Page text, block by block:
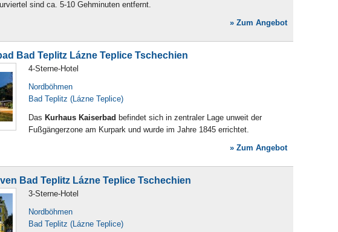
sind ca. 5-10 Gehminuten entfernt.
» Zum Angebot
Bad Teplitz Lázne Teplice Tschechien
4-Sterne-Hotel
Nordböhmen
Bad Teplitz (Lázne Teplice)
Das Kurhaus Kaiserbad befindet sich in zentraler Lage unweit der
Fußgängerzone am Kurpark und wurde im Jahre 1845 errichtet.
» Zum Angebot
Bad Teplitz Lázne Teplice Tschechien
3-Sterne-Hotel
Nordböhmen
Bad Teplitz (Lázne Teplice)